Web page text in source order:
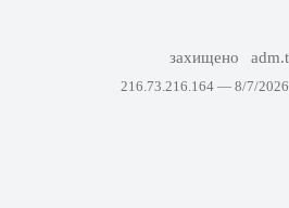
захищено
216.73.216.164 — 8/7/